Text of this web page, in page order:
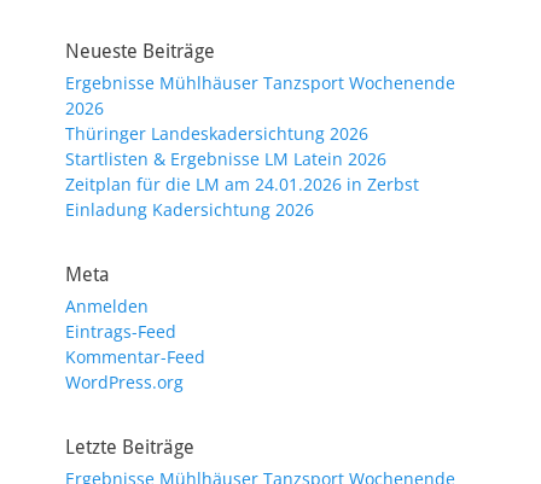
Neueste Beiträge
Ergebnisse Mühlhäuser Tanzsport Wochenende
2026
Thüringer Landeskadersichtung 2026
Startlisten & Ergebnisse LM Latein 2026
Zeitplan für die LM am 24.01.2026 in Zerbst
Einladung Kadersichtung 2026
Meta
Anmelden
Eintrags-Feed
Kommentar-Feed
WordPress.org
Letzte Beiträge
Ergebnisse Mühlhäuser Tanzsport Wochenende